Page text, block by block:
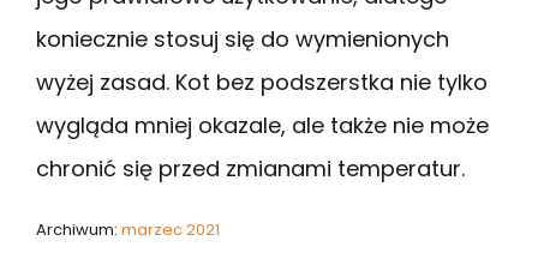
koniecznie stosuj się do wymienionych
wyżej zasad. Kot bez podszerstka nie tylko
wygląda mniej okazale, ale także nie może
chronić się przed zmianami temperatur.
Archiwum: marzec 2021